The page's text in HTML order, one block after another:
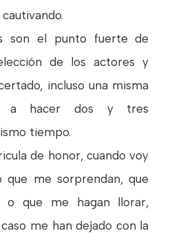
son el punto fuerte de
de los actores y
incluso una misma
a hacer dos y tres
tiempo.
de honor, cuando voy
que me sorprendan, que
o que me hagan llorar,
me han dejado con la